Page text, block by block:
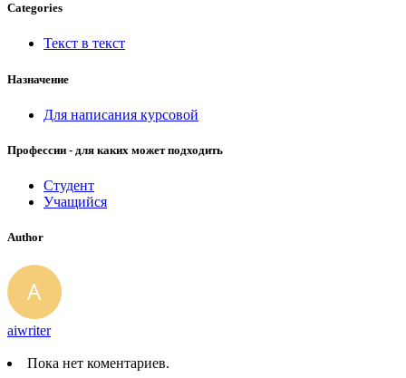
Categories
Текст в текст
Назначение
Для написания курсовой
Профессии - для каких может подходить
Студент
Учащийся
Author
aiwriter
Пока нет коментариев.